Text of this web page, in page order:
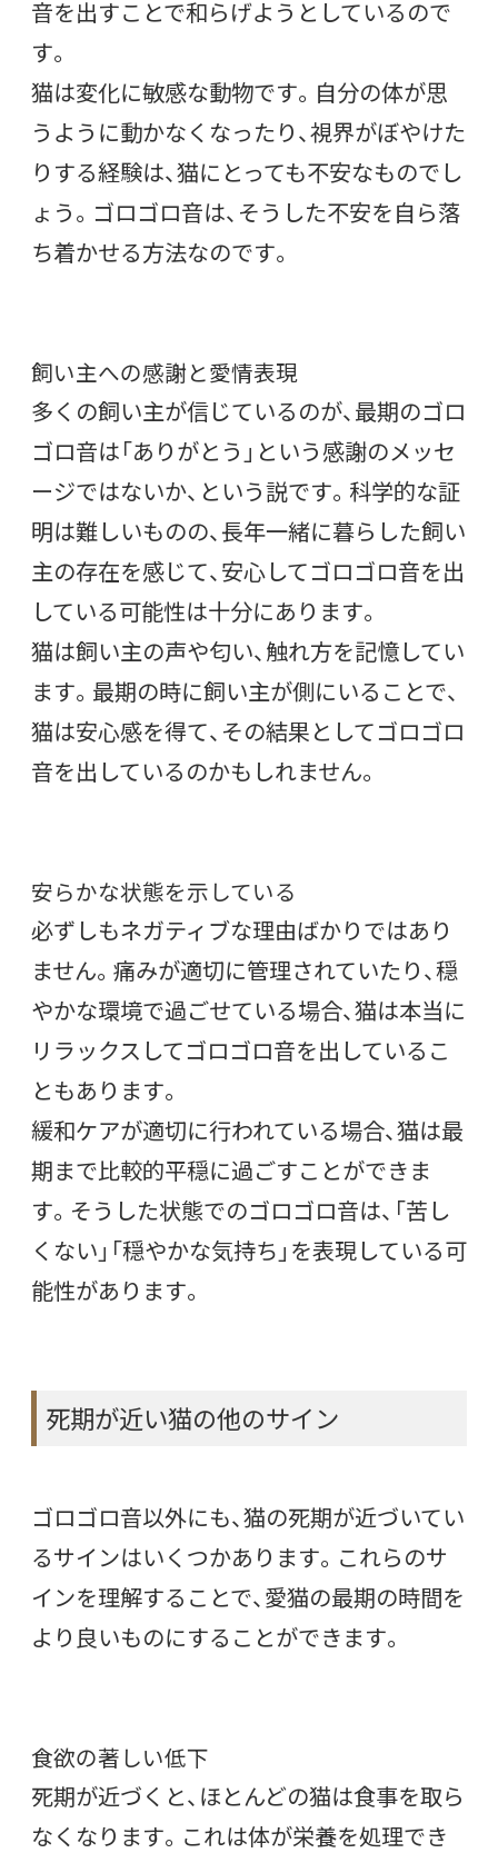
音を出すことで和らげようとしているので
す。
猫は変化に敏感な動物です。自分の体が思
うように動かなくなったり、視界がぼやけた
りする経験は、猫にとっても不安なものでし
ょう。ゴロゴロ音は、そうした不安を自ら落
ち着かせる方法なのです。
飼い主への感謝と愛情表現
多くの飼い主が信じているのが、最期のゴロ
ゴロ音は「ありがとう」という感謝のメッセ
ージではないか、という説です。科学的な証
明は難しいものの、長年一緒に暮らした飼い
主の存在を感じて、安心してゴロゴロ音を出
している可能性は十分にあります。
猫は飼い主の声や匂い、触れ方を記憶してい
ます。最期の時に飼い主が側にいることで、
猫は安心感を得て、その結果としてゴロゴロ
音を出しているのかもしれません。
安らかな状態を示している
必ずしもネガティブな理由ばかりではあり
ません。痛みが適切に管理されていたり、穏
やかな環境で過ごせている場合、猫は本当に
リラックスしてゴロゴロ音を出しているこ
ともあります。
緩和ケアが適切に行われている場合、猫は最
期まで比較的平穏に過ごすことができま
す。そうした状態でのゴロゴロ音は、「苦し
くない」「穏やかな気持ち」を表現している可
能性があります。
死期が近い猫の他のサイン
ゴロゴロ音以外にも、猫の死期が近づいてい
るサインはいくつかあります。これらのサ
インを理解することで、愛猫の最期の時間を
より良いものにすることができます。
食欲の著しい低下
死期が近づくと、ほとんどの猫は食事を取ら
なくなります。これは体が栄養を処理でき